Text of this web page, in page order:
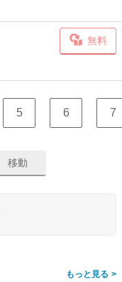
無料
5 6 7
>